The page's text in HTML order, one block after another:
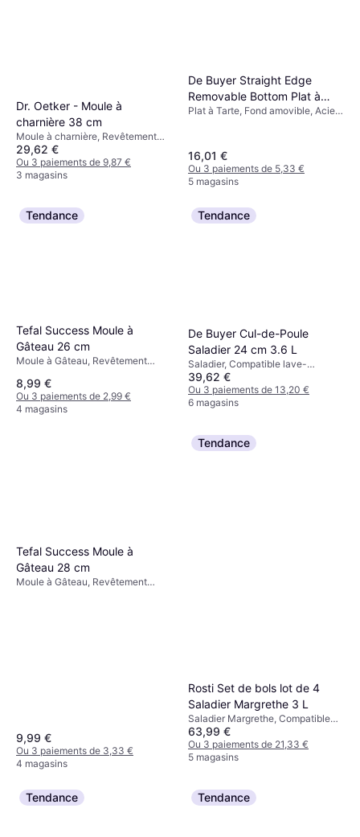
Dr. Oetker - Moule à
charnière 38 cm
Moule à charnière, Revêtement
antiadhésif, Compatible lave-
vaisselle, Lavage à la main, Fond
amovible, Acier, Rectangulaire
29,62 €
Ou 3 paiements de 9,87 €
3 magasins
De Buyer Straight Edge
Removable Bottom Plat à
Tarte 24 cm
Plat à Tarte, Fond amovible, Acier,
16,01 €
Ou 3 paiements de 5,33 €
5 magasins
Tendance
Tefal Success Moule à
Gâteau 26 cm
Moule à Gâteau, Revêtement
vaisselle, Aluminium, Rond
Couleur: Marron
8,99 €
Ou 3 paiements de 2,99 €
4 magasins
Tendance
De Buyer Cul-de-Poule
Saladier 24 cm 3.6 L
Saladier, Compatible lave-
vaisselle, Silicone, Acier
inoxydable, Rond Couleur: Argent
39,62 €
Ou 3 paiements de 13,20 €
6 magasins
Tefal Success Moule à
Gâteau 28 cm
Moule à Gâteau, Revêtement
9,99 €
Ou 3 paiements de 3,33 €
4 magasins
Tendance
Rosti Set de bols lot de 4
Saladier Margrethe 3 L
Saladier Margrethe, Compatible
lave-vaisselle, Plastique Couleur:
Rouge
63,99 €
Ou 3 paiements de 21,33 €
5 magasins
Tendance Tendance